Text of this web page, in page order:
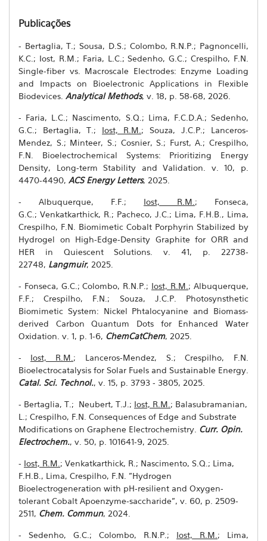
Publicações
- Bertaglia, T.; Sousa, D.S.; Colombo, R.N.P.; Pagnoncelli,
K.C.; Iost, R.M.; Faria, L.C.; Sedenho, G.C.; Crespilho, F.N.
Single-fiber vs. Macroscale Electrodes: Enzyme Loading
and Impacts on Bioelectronic Applications in Flexible
Biodevices. Analytical Methods, v. 18, p. 58-68, 2026.
- Faria, L.C.; Nascimento, S.Q.; Lima, F.C.D.A.; Sedenho,
G.C.; Bertaglia, T.; Iost, R.M. ; Souza, J.C.P.; Lanceros-
Mendez, S.; Minteer, S.; Cosnier, S.; Furst, A.; Crespilho,
F.N. Bioelectrochemical Systems: Prioritizing Energy
Density, Long-term Stability and Validation. v. 10, p.
4470-4490, ACS Energy Letters, 2025.
- Albuquerque, F.F.; Iost, R.M. ; Fonseca,
G.C.; Venkatkarthick, R.; Pacheco, J.C.; Lima, F.H.B., Lima,
Crespilho, F.N. Biomimetic Cobalt Porphyrin Stabilized by
Hydrogel on High-Edge-Density Graphite for ORR and
HER in Quiescent Solutions. v. 41, p. 22738-
22748, Langmuir, 2025.
- Fonseca, G.C.; Colombo, R.N.P.; Iost, R.M. ; Albuquerque,
F.F.; Crespilho, F.N.; Souza, J.C.P. Photosynsthetic
Biomimetic System: Nickel Phtalocyanine and Biomass-
derived Carbon Quantum Dots for Enhanced Water
Oxidation. v. 1, p. 1-6, ChemCatChem, 2025.
- Iost, R.M. ; Lanceros-Mendez, S.; Crespilho, F.N.
Bioelectrocatalysis for Solar Fuels and Sustainable Energy.
Catal. Sci. Technol., v. 15, p. 3793 - 3805, 2025.
- Bertaglia, T.; Neubert, T.J.; Iost, R.M. ; Balasubramanian,
L.; Crespilho, F.N. Consequences of Edge and Substrate
Modifications on Graphene Electrochemistry. Curr. Opin.
Electrochem., v. 50, p. 101641-9, 2025.
- Iost, R.M. ; Venkatkarthick, R.; Nascimento, S.Q.; Lima,
F.H.B., Lima, Crespilho, F.N. "Hydrogen
Bioelectrogeneration with pH-resilient and Oxygen-
tolerant Cobalt Apoenzyme-saccharide", v. 60, p. 2509-
2511, Chem. Commun, 2024.
- Sedenho, G.C.; Colombo, R.N.P.; Iost, R.M. ; Lima,